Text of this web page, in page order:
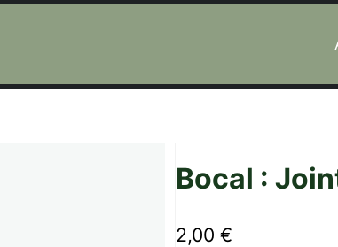
Bocal :
2,00€